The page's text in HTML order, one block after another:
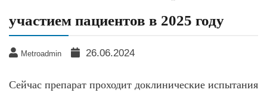
участием пациентов в 2025 году
Metroadmin 26.06.2024
Сейчас препарат проходит доклинические испытания